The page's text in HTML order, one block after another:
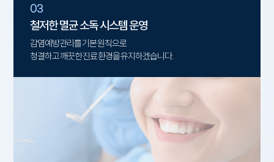
03
철저한 멸균 소독 시스템 운영
감염예방관리를 기본 원칙으로
청결하고 깨끗한 진료 환경을 유지하겠습니다.